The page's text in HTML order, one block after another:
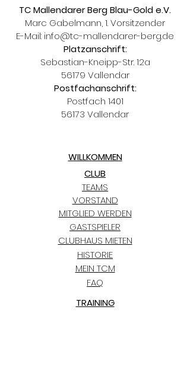
TC Mallendarer Berg Blau-Gold e.V.
Marc Gabelmann, 1. Vorsitzender
E-Mail: info@tc-mallendarer-berg.de
Platzanschrift:
Sebastian-Kneipp-Str. 12a
56179 Vallendar
Postfachanschrift:
Postfach 1401
56173 Vallendar
WILLKOMMEN
TEAMS
VORSTAND
CLUB
HISTORIE
MITGLIED WERDEN
GASTSPIELER
CLUBHAUS MIETEN
MEIN TCM
FAQ
TRAINING